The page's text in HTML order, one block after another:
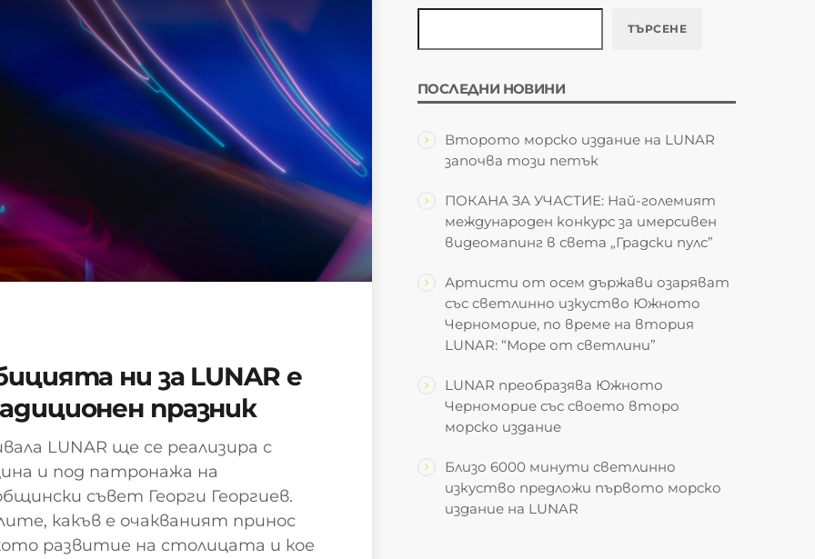
ни за LUNAR е
празник
LUNAR ще се реализира с
и под патронажа на
съвет Георги Георгиев.
какъв е очакваният принос
развитие на столицата и кое
ТЪРСЕНЕ
ПОСЛЕДНИ НОВИНИ
Второто морско издание на LUNAR
започва този петък
ПОКАНА ЗА УЧАСТИЕ: Най-големият
международен конкурс за имерсивен
видеомапинг в света „Градски пулс”
Артисти от осем държави озаряват
със светлинно изкуство Южното
Черноморие, по време на втория
LUNAR: “Море от светлини”
LUNAR преобразява Южното
Черноморие със своето второ
морско издание
Близо 6000 минути светлинно
изкуство предложи първото морско
издание на LUNAR